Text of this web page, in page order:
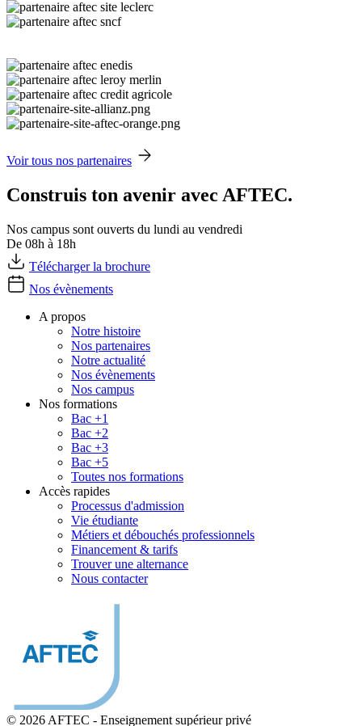
Voir tous nos partenaires
Construis ton avenir avec AFTEC.
Nos campus sont ouverts du lundi au vendredi
De 08h à 18h
Télécharger la brochure
Nos évènements
A propos
Notre histoire
Nos partenaires
Notre actualité
Nos évènements
Nos campus
Nos formations
Bac +1
Bac +2
Bac +3
Bac +5
Toutes nos formations
Accès rapides
Processus d'admission
Vie étudiante
Métiers et débouchés professionnels
Financement & tarifs
Trouver une alternance
Nous contacter
© 2026 AFTEC - Enseignement supérieur privé